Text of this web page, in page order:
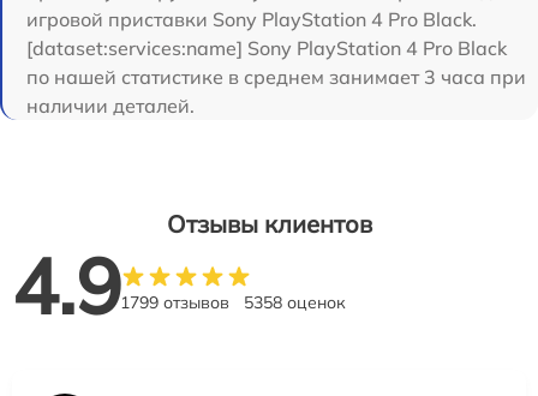
игровой приставки Sony PlayStation 4 Pro Black.
[dataset:services:name] Sony PlayStation 4 Pro Black
по нашей статистике в среднем занимает 3 часа при
наличии деталей.
Отзывы клиентов
4.91799 отзывов 5358 оценок